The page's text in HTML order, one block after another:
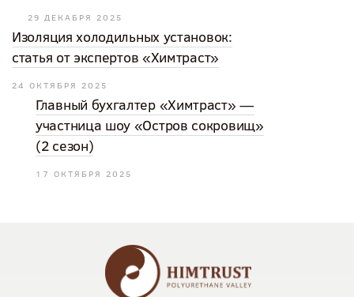
29 ДЕКАБРЯ 2025
Изоляция холодильных установок:
статья от экспертов «Химтраст»
24 ОКТЯБРЯ 2025
Главный бухгалтер «Химтраст» —
участница шоу «Остров сокровищ»
(2 сезон)
17 ОКТЯБРЯ 2025